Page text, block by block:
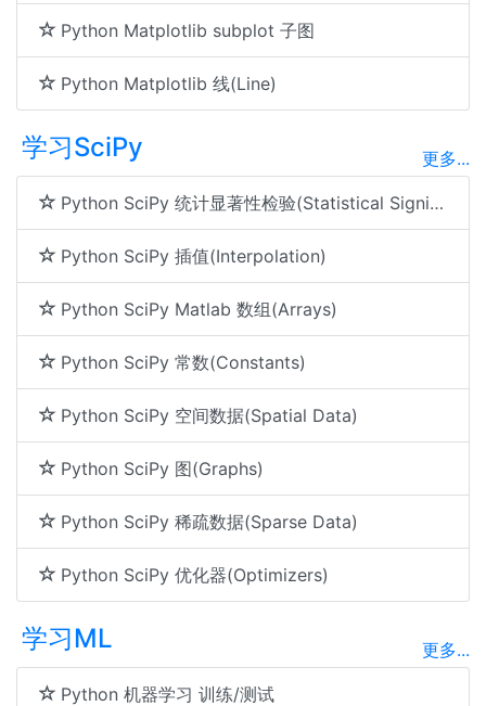
Python Matplotlib subplot 子图
Python Matplotlib 线(Line)
学习SciPy 更多...
Python SciPy 统计显著性检验(Statistical Significance Tests)
Python SciPy 插值(Interpolation)
Python SciPy Matlab 数组(Arrays)
Python SciPy 常数(Constants)
Python SciPy 空间数据(Spatial Data)
Python SciPy 图(Graphs)
Python SciPy 稀疏数据(Sparse Data)
Python SciPy 优化器(Optimizers)
学习ML 更多...
Python 机器学习 训练/测试